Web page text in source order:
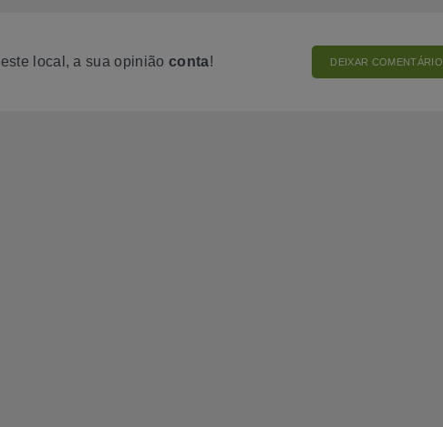
este local, a sua opinião conta! DEIXAR COMENTÁRIO